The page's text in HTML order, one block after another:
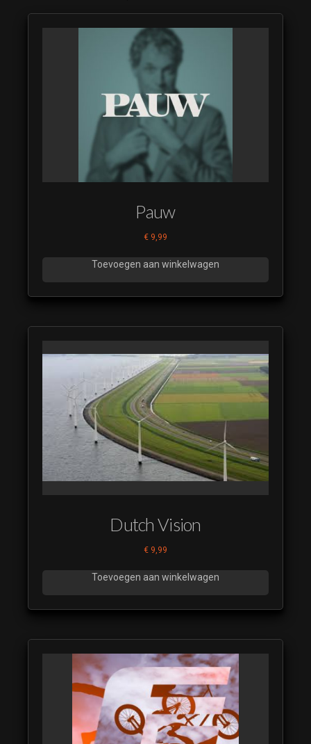
Pauw
€ 9,99
Toevoegen aan winkelwagen
Dutch Vision
€ 9,99
Toevoegen aan winkelwagen